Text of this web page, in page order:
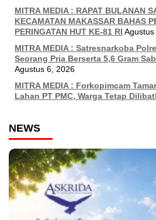
MITRA MEDIA : RAPAT BULANAN
KECAMATAN MAKASSAR BAHAS
PERINGATAN HUT KE-81 RI
MITRA MEDIA : Satresnarkoba
Seorang Pria Berserta 5,6 Gram
Agustus 6, 2026
MITRA MEDIA : Forkopimcam
Lahan PT PMC, Warga Tetap
NEWS